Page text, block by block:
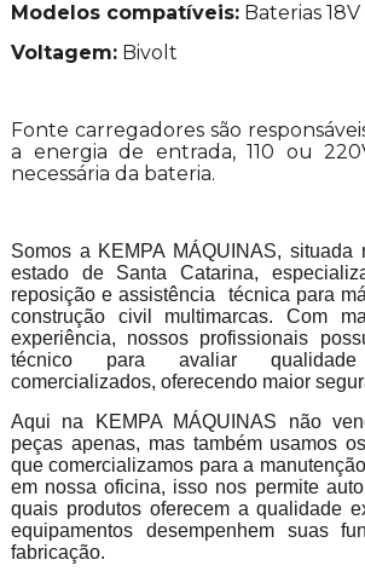
Modelos compatíveis:Baterias 18V
Voltagem:Bivolt
Fonte carregadores são
a energia de entrada, 110 ou
necessária da bateria.
Somos a KEMPA MÁQUINAS, situada
estado de Santa Catarina,
reposição e assistência técnica para
construção civil multimarcas. Com
experiência, nossos profissionais
técnico para avaliar
comercializados, oferecendo maior
Aqui na KEMPA MÁQUINAS não
peças apenas, mas também usamos
que comercializamos para a
em nossa oficina, isso nos permite
quais produtos oferecem a qualidade
equipamentos desempenhem suas
fabricação.